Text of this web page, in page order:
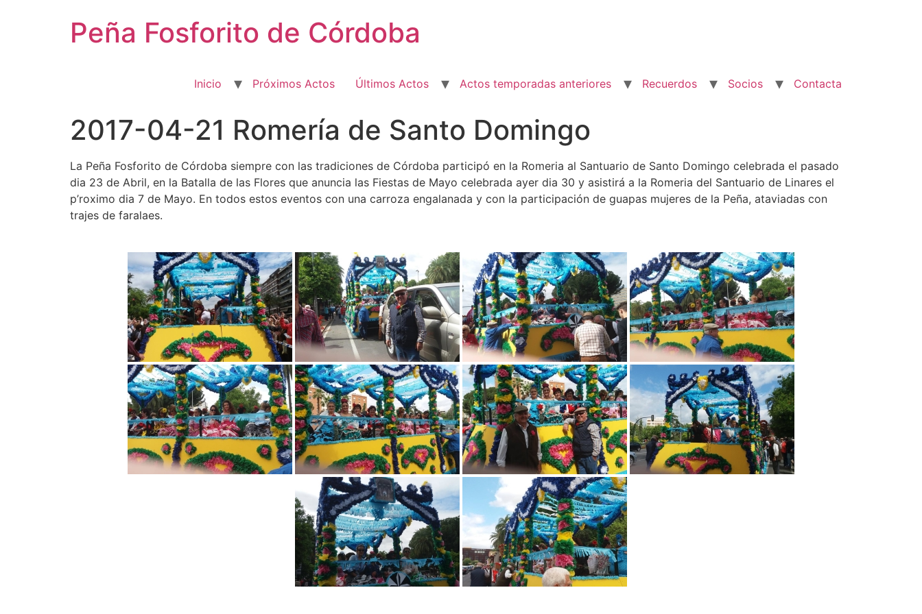
Peña Fosforito de Córdoba
Inicio Próximos Actos Últimos Actos Actos temporadas anteriores Recuerdos Socios Contacta
2017-04-21 Romería de Santo Domingo
La Peña Fosforito de Córdoba siempre con las tradiciones de Córdoba participó en la Romeria al Santuario de Santo Domingo celebrada el pasado
dia 23 de Abril, en la Batalla de las Flores que anuncia las Fiestas de Mayo celebrada ayer dia 30 y asistirá a la Romeria del Santuario de Linares el
p’roximo dia 7 de Mayo. En todos estos eventos con una carroza engalanada y con la participación de guapas mujeres de la Peña, ataviadas con
trajes de faralaes.